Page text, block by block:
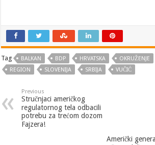
Tag BALKAN BDP HRVATSKA OKRUŽENJE
REGION
SLOVENIJA SRBIJA VUČIĆ
Previous
Stručnjaci američkog
regulatornog tela odbacili
potrebu za trećom dozom
Fajzera!
Američki